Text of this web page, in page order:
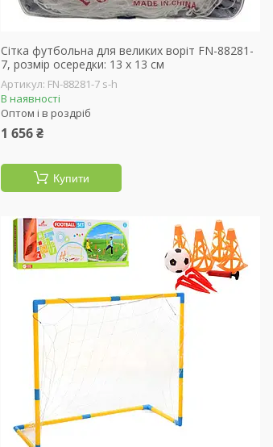
Сітка футбольна для великих воріт FN-88281-
7, розмір осередки: 13 х 13 см
FN-88281-7 s-h
В наявності
Оптом і в роздріб
1 656 ₴
Купити